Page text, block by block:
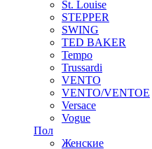
St. Louise
STEPPER
SWING
TED BAKER
Tempo
Trussardi
VENTO
VENTO/VENTOE
Versace
Vogue
Пол
Женские